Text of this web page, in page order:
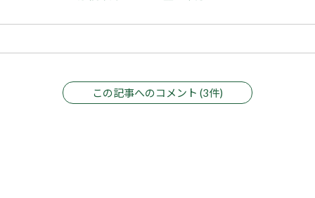
この記事へのコメント (3件)